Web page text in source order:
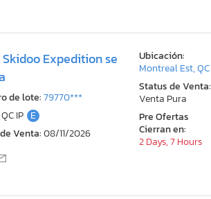
Expedition se
de lote:79770***
QC IP E
Venta:08/11/2026
Ubicación:
Montreal Est, QC
Status de Venta:
Venta Pura
Pre Ofertas
Cierran en:
2 Days, 7 Hours